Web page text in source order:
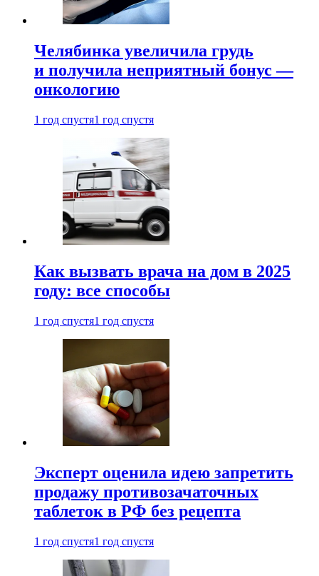
Челябинка увеличила грудь
и получила неприятный бонус —
онкологию
1 год спустя1 год спустя
Как вызвать врача на дом в 2025
году: все способы
1 год спустя1 год спустя
Эксперт оценила идею запретить
продажу противозачаточных
таблеток в РФ без рецепта
1 год спустя1 год спустя